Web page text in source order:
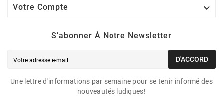
Votre Compte 
S’abonner À Notre Newsletter
D'ACCORD
Une lettre d'informations par semaine pour se tenir informé des
nouveautés ludiques!